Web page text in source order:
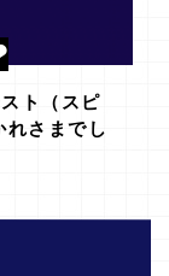
ト（スピ
れさまでし